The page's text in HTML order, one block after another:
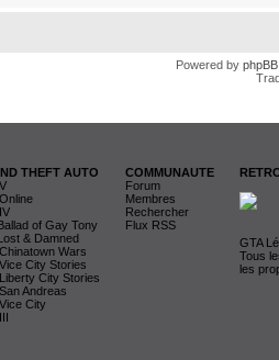
Powered by phpBB
THEFT AUTO
of Gay Tony
& Damned
Wars
City Stories
City Stories
Andreas
City
COMMUNAUTE
Forum
Membres
Rechercher
Flux RSS
GTA
Tous
les